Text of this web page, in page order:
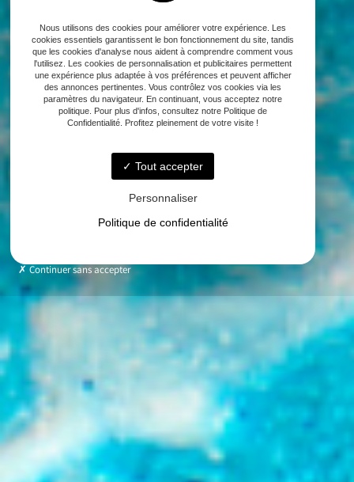
Nous utilisons des cookies pour améliorer votre expérience. Les
cookies essentiels garantissent le bon fonctionnement du site, tandis
que les cookies d'analyse nous aident à comprendre comment vous
l'utilisez. Les cookies de personnalisation et publicitaires permettent
une expérience plus adaptée à vos préférences et peuvent afficher
des annonces pertinentes. Vous contrôlez vos cookies via les
paramètres du navigateur. En continuant, vous acceptez notre
politique. Pour plus d'infos, consultez notre Politique de
Confidentialité. Profitez pleinement de votre visite !
Tout accepter
Personnaliser
Politique de confidentialité
Continuer sans accepter